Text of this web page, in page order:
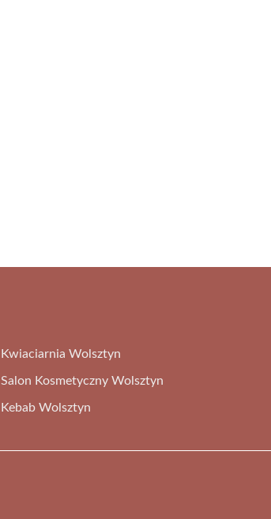
Kwiaciarnia Wolsztyn
Salon Kosmetyczny Wolsztyn
Kebab Wolsztyn